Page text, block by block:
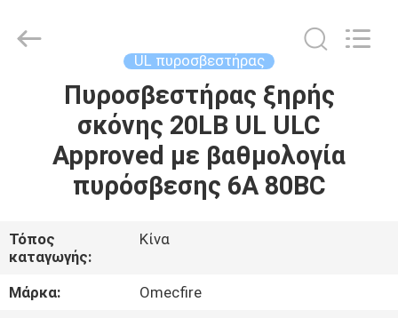
ΠΡΟΪΌΝΤΑ
ΠΕΡΊΠΟΥ
ΕΜΕΊΣ
UL πυροσβεστήρας
Πυροσβεστήρας ξηρής
σκόνης 20LB UL ULC
Approved με βαθμολογία
πυρόσβεσης 6A 80BC
Τόπος
καταγωγής:
Κίνα
Μάρκα:
Omecfire